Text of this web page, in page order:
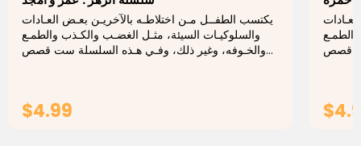
يكتسب الطفــل مـن اختلاطـه بالآخريـن بعـض العـادات
والسلوكيـات السيئة، مثـل الغضـب والكـذب والطمـع
والخـوفه، وغير ذلك، وفـي هـذه السلسلة ست قصص
$4.99
ست قصص